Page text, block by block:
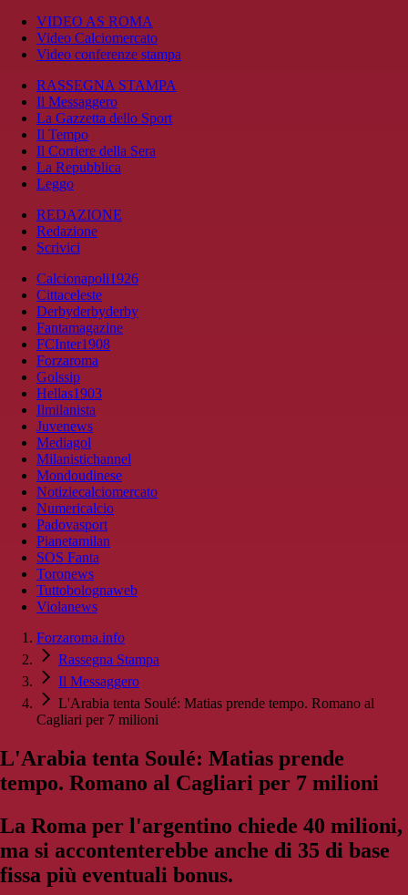
VIDEO AS ROMA
Video Calciomercato
Video conferenze stampa
RASSEGNA STAMPA
Il Messaggero
La Gazzetta dello Sport
Il Tempo
Il Corriere della Sera
La Repubblica
Leggo
REDAZIONE
Redazione
Scrivici
Calcionapoli1926
Cittaceleste
Derbyderbyderby
Fantamagazine
FCInter1908
Forzaroma
Golssip
Hellas1903
Ilmilanista
Juvenews
Mediagol
Milanistichannel
Mondoudinese
Notiziecalciomercato
Numericalcio
Padovasport
Pianetamilan
SOS Fanta
Toronews
Tuttobolognaweb
Violanews
Forzaroma.info
Rassegna Stampa
Il Messaggero
L'Arabia tenta Soulé: Matias prende tempo. Romano al
Cagliari per 7 milioni
L'Arabia tenta Soulé: Matias prende
tempo. Romano al Cagliari per 7 milioni
La Roma per l'argentino chiede 40 milioni,
ma si accontenterebbe anche di 35 di base
fissa più eventuali bonus.